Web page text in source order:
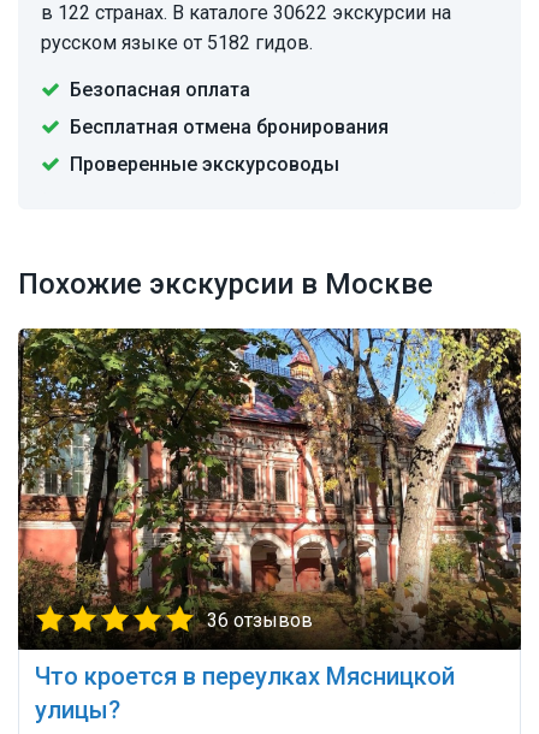
в 122 странах. В каталоге 30622 экскурсии на
русском языке от 5182 гидов.
Безопасная оплата
Бесплатная отмена бронирования
Проверенные экскурсоводы
Похожие экскурсии в Москве
36 отзывов
Что кроется в переулках Мясницкой
улицы?